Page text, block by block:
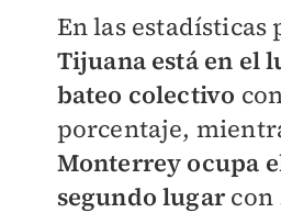
En las estadísticas
Tijuana está en el
bateo colectivo
porcentaje,
Monterrey ocupa
segundo lugarcon